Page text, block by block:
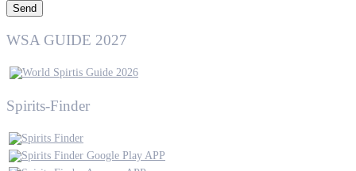
Send
WSA GUIDE 2027
Spirits-Finder